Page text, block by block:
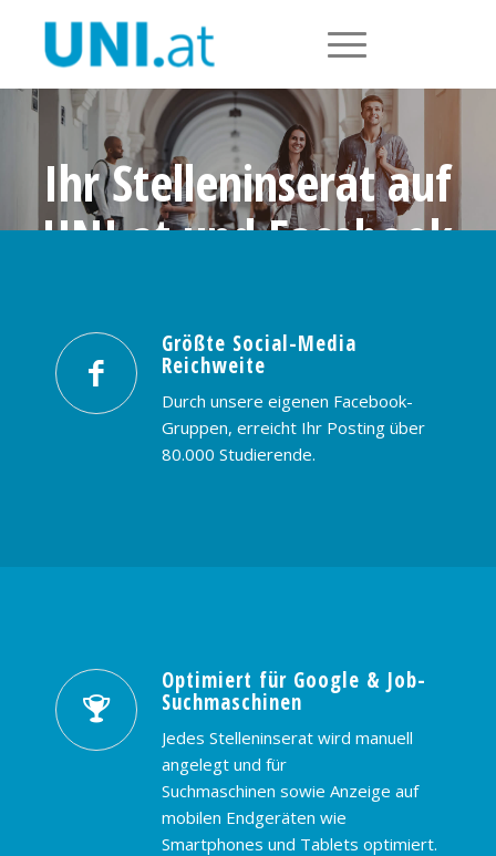
Ihr Stelleninserat auf
UNI.at und Facebook
PREISE & BUCHUNG KONTAKT
Größte Social-Media
Reichweite
Durch unsere eigenen Facebook-
Gruppen, erreicht Ihr Posting über
80.000 Studierende.
Optimiert für Google & Job-
Suchmaschinen
Jedes Stelleninserat wird manuell
angelegt und für
Suchmaschinen sowie Anzeige auf
mobilen Endgeräten wie
Smartphones und Tablets optimiert.